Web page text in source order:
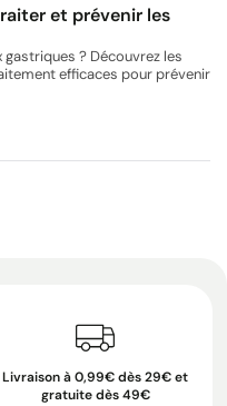
et prévenir les
gastriques ? Découvrez les
efficaces pour prévenir
Livraison à 0,99€ dès 29€ et
gratuite dès 49€